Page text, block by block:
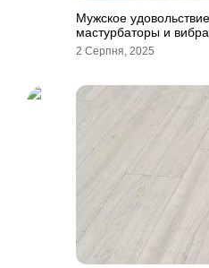
Мужское
мастурбаторы и
2 Серпня, 2025